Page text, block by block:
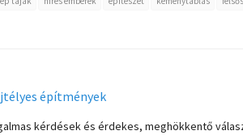
építmények
kérdések és érdekes, meghökkentő